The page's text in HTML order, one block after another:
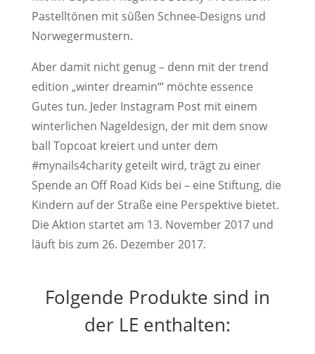
Pastelltönen mit süßen Schnee-Designs und
Norwegermustern.
Aber damit nicht genug – denn mit der trend
edition „winter dreamin‘“ möchte essence
Gutes tun. Jeder Instagram Post mit einem
winterlichen Nageldesign, der mit dem snow
ball Topcoat kreiert und unter dem
#mynails4charity geteilt wird, trägt zu einer
Spende an Off Road Kids bei – eine Stiftung, die
Kindern auf der Straße eine Perspektive bietet.
Die Aktion startet am 13. November 2017 und
läuft bis zum 26. Dezember 2017.
Folgende Produkte sind in
der LE enthalten: